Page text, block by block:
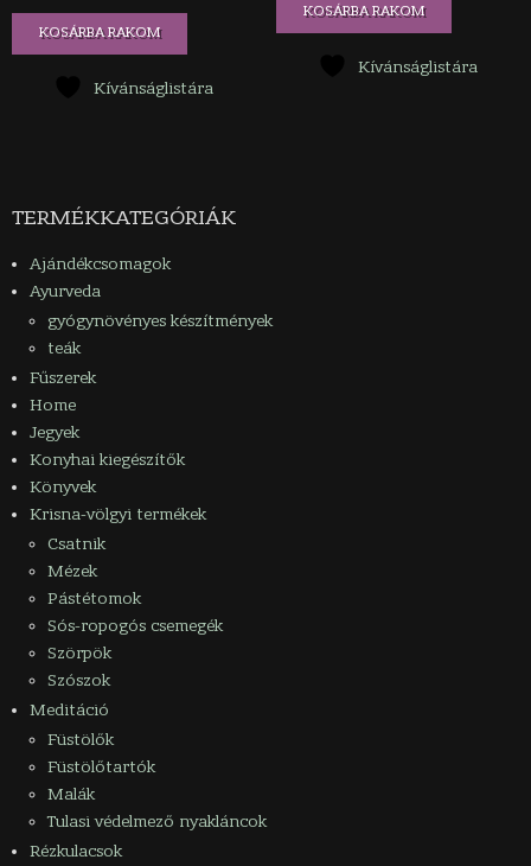
KOSÁRBA RAKOM
Kívánságlistára
KOSÁRBA RAKOM
Kívánságlistára
TERMÉKKATEGÓRIÁK
Ajándékcsomagok
Ayurveda
gyógynövényes készítmények
teák
Fűszerek
Home
Jegyek
Konyhai kiegészítők
Könyvek
Krisna-völgyi termékek
Csatnik
Mézek
Pástétomok
Sós-ropogós csemegék
Szörpök
Szószok
Meditáció
Füstölők
Füstölőtartók
Malák
Tulasi védelmező nyakláncok
Rézkulacsok